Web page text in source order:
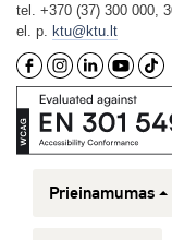
tel. +370 (37) 300 000,
el. p. ktu@ktu.lt
Prieinamumas